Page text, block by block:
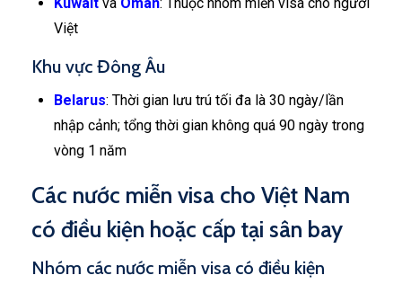
Việt
Khu vực Đông Âu
Belarus: Thời gian lưu trú tối đa là 30 ngày/lần
nhập cảnh; tổng thời gian không quá 90 ngày trong
vòng 1 năm
Các nước miễn visa cho Việt Nam
có điều kiện hoặc cấp tại sân bay
Nhóm các nước miễn visa có điều kiện